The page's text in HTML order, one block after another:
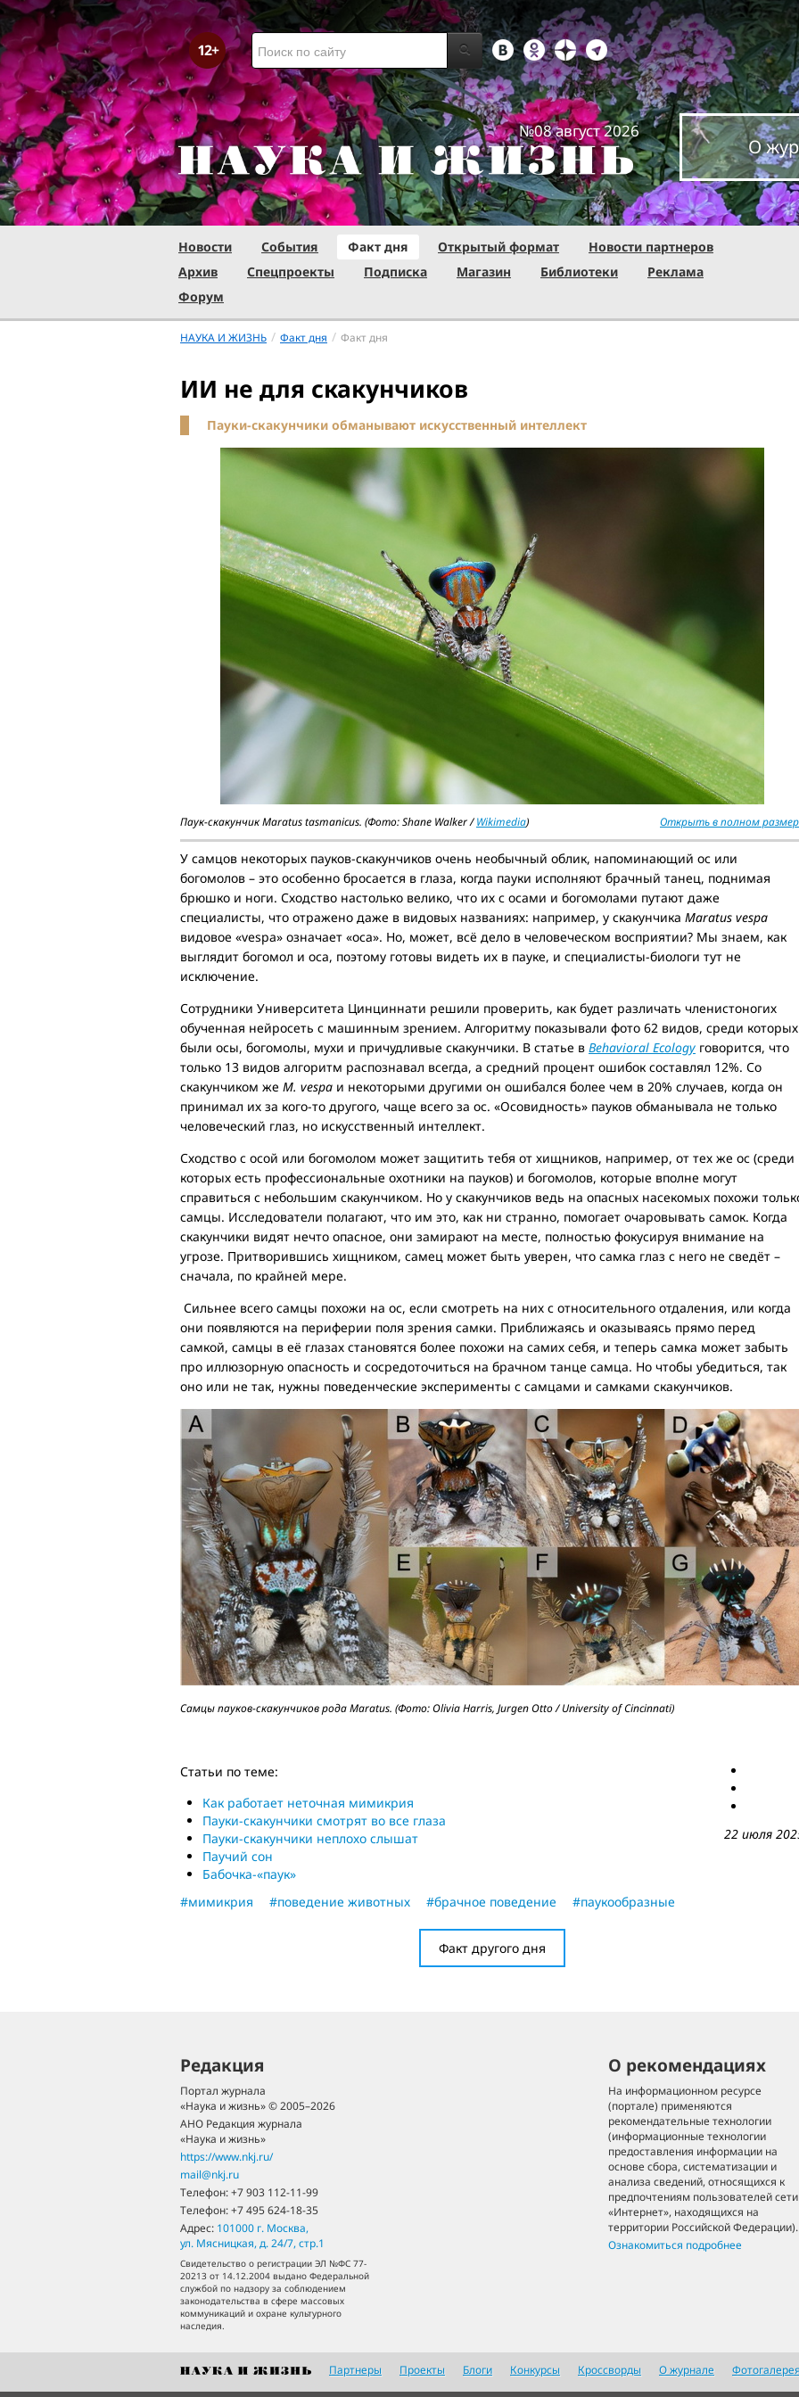
№08 август 2026
О
Новости События Факт дня Открытый формат
Новости партнеров
Архив
Спецпроекты Подписка Магазин Библиотеки
Реклама
Форум
НАУКА И ЖИЗНЬ / Факт дня / Факт дня
ИИ не для скакунчиков
Пауки-скакунчики обманывают искусственный интеллект
Паук-скакунчик Maratus tasmanicus. (Фото: Shane Walker /Wikimedia) Открыть в полном
У самцов некоторых пауков-скакунчиков очень необычный облик, напоминающий ос или
богомолов – это особенно бросается в глаза, когда пауки исполняют брачный танец, поднимая
брюшко и ноги. Сходство настолько велико, что их с осами и богомолами путают даже
специалисты, что отражено даже в видовых названиях: например, у скакунчика Maratus vespa
видовое «vespa» означает «оса». Но, может, всё дело в человеческом восприятии? Мы знаем, как
выглядит богомол и оса, поэтому готовы видеть их в пауке, и специалисты-биологи тут не
исключение.
Сотрудники Университета Цинциннати решили проверить, как будет различать членистоногих
обученная нейросеть с машинным зрением. Алгоритму показывали фото 62 видов, среди которых
были осы, богомолы, мухи и причудливые скакунчики. В статье в Behavioral Ecology говорится, что
только 13 видов алгоритм распознавал всегда, а средний процент ошибок составлял 12%. Со
скакунчиком же M. vespa и некоторыми другими он ошибался более чем в 20% случаев, когда он
принимал их за кого-то другого, чаще всего за ос. «Осовидность» пауков обманывала не только
человеческий глаз, но искусственный интеллект.
Сходство с осой или богомолом может защитить тебя от хищников, например, от тех же ос (среди
которых есть профессиональные охотники на пауков) и богомолов, которые вполне могут
справиться с небольшим скакунчиком. Но у скакунчиков ведь на опасных насекомых похожи
самцы. Исследователи полагают, что им это, как ни странно, помогает очаровывать самок. Когда
скакунчики видят нечто опасное, они замирают на месте, полностью фокусируя внимание на
угрозе. Притворившись хищником, самец может быть уверен, что самка глаз с него не сведёт –
сначала, по крайней мере.
Сильнее всего самцы похожи на ос, если смотреть на них с относительного отдаления, или когда
они появляются на периферии поля зрения самки. Приближаясь и оказываясь прямо перед
самкой, самцы в её глазах становятся более похожи на самих себя, и теперь самка может забыть
про иллюзорную опасность и сосредоточиться на брачном танце самца. Но чтобы убедиться, так
оно или не так, нужны поведенческие эксперименты с самцами и самками скакунчиков.
Самцы пауков-скакунчиков рода Maratus. (Фото: Olivia Harris, Jurgen Otto / University of Cincinnati)
22 июля
Статьи по теме:
Как работает неточная мимикрия
Пауки-скакунчики смотрят во все глаза
Пауки-скакунчики неплохо слышат
Паучий сон
Бабочка-«паук»
#мимикрия
#поведение животных #брачное поведение #паукообразные
Факт другого дня
Редакция
Портал журнала
«Наука и жизнь» © 2005–2026
АНО Редакция журнала
«Наука и жизнь»
https://www.nkj.ru/
mail@nkj.ru
Телефон:+7 903 112-11-99
Телефон:+7 495 624-18-35
Адрес: 101000 г. Москва,
ул. Мясницкая, д. 24/7, стр.1
Свидетельство о регистрации ЭЛ №ФС 77-
20213 от 14.12.2004 выдано Федеральной
службой по надзору за соблюдением
законодательства в сфере массовых
коммуникаций и охране культурного
наследия.
О рекомендациях
На информационном ресурсе
(портале) применяются
рекомендательные технологии
(информационные технологии
предоставления информации на
основе сбора, систематизации и
анализа сведений, относящихся к
предпочтениям пользователей сети
«Интернет», находящихся на
территории Российской Федерации).
Ознакомиться подробнее
Партнеры Проекты Блоги Конкурсы Кроссворды О журнале